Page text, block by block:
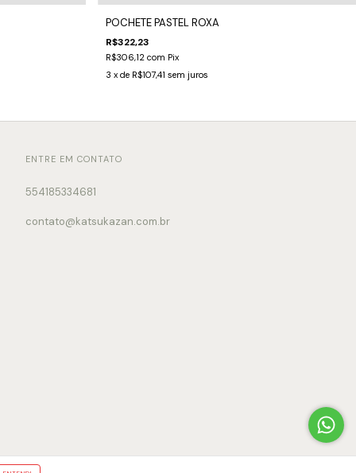
POCHETE PASTEL ROXA
R$322,23
R$306,12com Pix
3 x de R$107,41 sem juros
ENTRE EM CONTATO
554185334681
contato@katsukazan.com.br